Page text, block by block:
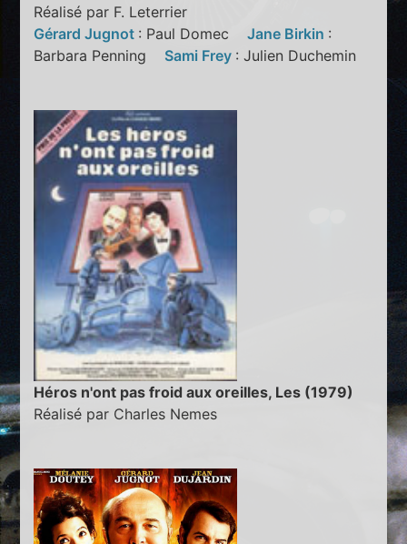
Réalisé par F. Leterrier
Gérard Jugnot : Paul DomecJane Birkin :
Barbara Penning Sami Frey : Julien Duchemin
Héros n'ont pas froid aux oreilles, Les (1979)
Réalisé par Charles Nemes